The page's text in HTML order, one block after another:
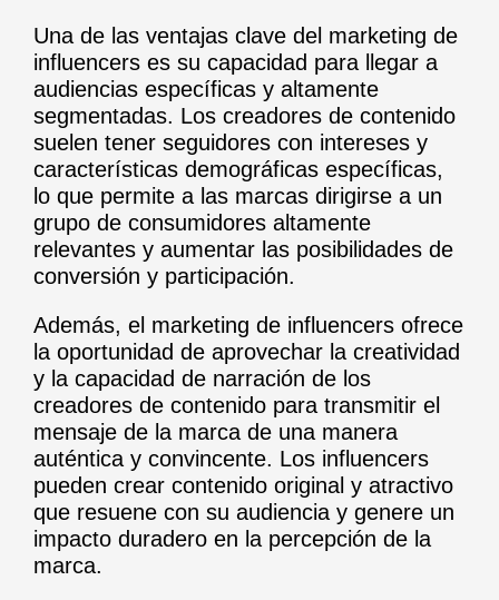
Una de las ventajas clave del marketing de
influencers es su capacidad para llegar a
audiencias específicas y altamente
segmentadas. Los creadores de contenido
suelen tener seguidores con intereses y
características demográficas específicas,
lo que permite a las marcas dirigirse a un
grupo de consumidores altamente
relevantes y aumentar las posibilidades de
conversión y participación.
Además, el marketing de influencers ofrece
la oportunidad de aprovechar la creatividad
y la capacidad de narración de los
creadores de contenido para transmitir el
mensaje de la marca de una manera
auténtica y convincente. Los influencers
pueden crear contenido original y atractivo
que resuene con su audiencia y genere un
impacto duradero en la percepción de la
marca.